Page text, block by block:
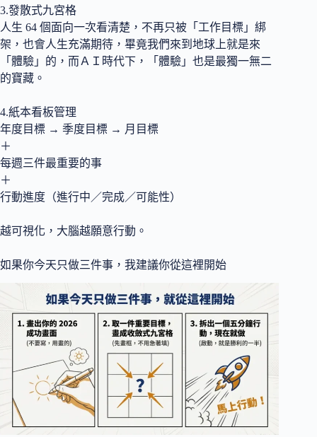
3.發散式九宮格
人生 64 個面向一次看清楚，不再只被「工作目標」綁
架，也會人生充滿期待，畢竟我們來到地球上就是來
「體驗」的，而ＡＩ時代下，「體驗」也是最獨一無二
的寶藏。
4.紙本看板管理
年度目標 → 季度目標 → 月目標
＋
每週三件最重要的事
＋
行動進度（進行中／完成／可能性）
越可視化，大腦越願意行動。
如果你今天只做三件事，我建議你從這裡開始